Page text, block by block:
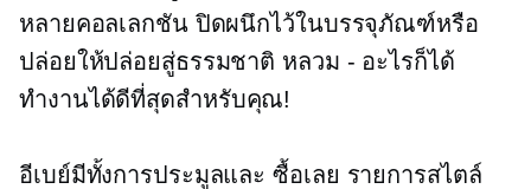
หลายคอลเลกชัน ปิดผนึกไว้ในบรรจุภัณฑ์หรือ
ปล่อยให้ปล่อยสู่ธรรมชาติ หลวม - อะไรก็ได้
ทำงานได้ดีที่สุดสำหรับคุณ!
อีเบย์มีทั้งการประมูลและซื้อเลย รายการสไตล์